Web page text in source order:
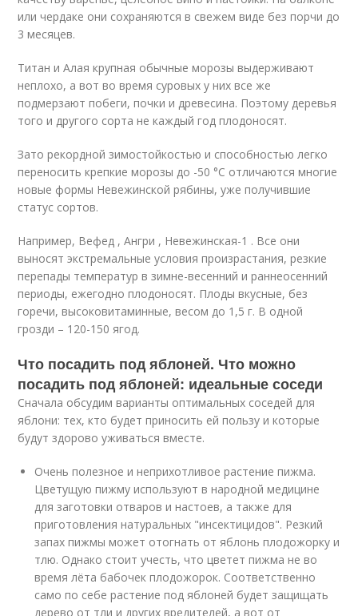
или чердаке они сохраняются в свежем виде без порчи до
3 месяцев.
Титан и Алая крупная обычные морозы выдерживают
неплохо, а вот во время суровых у них все же
подмерзают побеги, почки и древесина. Поэтому деревья
того и другого сорта не каждый год плодоносят.
Зато рекордной зимостойкостью и способностью легко
переносить крепкие морозы до -50 °С отличаются многие
новые формы Невежинской рябины, уже получившие
статус сортов.
Например, Вефед , Ангри , Невежинская-1 . Все они
выносят экстремальные условия произрастания, резкие
перепады температур в зимне-весенний и раннеосенний
периоды, ежегодно плодоносят. Плоды вкусные, без
горечи, высоковитаминные, весом до 1,5 г. В одной
грозди – 120-150 ягод.
Что посадить под яблоней. Что можно
посадить под яблоней: идеальные соседи
Сначала обсудим варианты оптимальных соседей для
яблони: тех, кто будет приносить ей пользу и которые
будут здорово уживаться вместе.
Очень полезное и неприхотливое растение пижма.
Цветущую пижму используют в народной медицине
для заготовки отваров и настоев, а также для
приготовления натуральных "инсектицидов". Резкий
запах пижмы может отогнать от яблонь плодожорку и
тлю. Однако стоит учесть, что цветет пижма не во
время лёта бабочек плодожорок. Соответственно
само по себе растение под яблоней будет защищать
дерево от тли и других вредителей, а вот от